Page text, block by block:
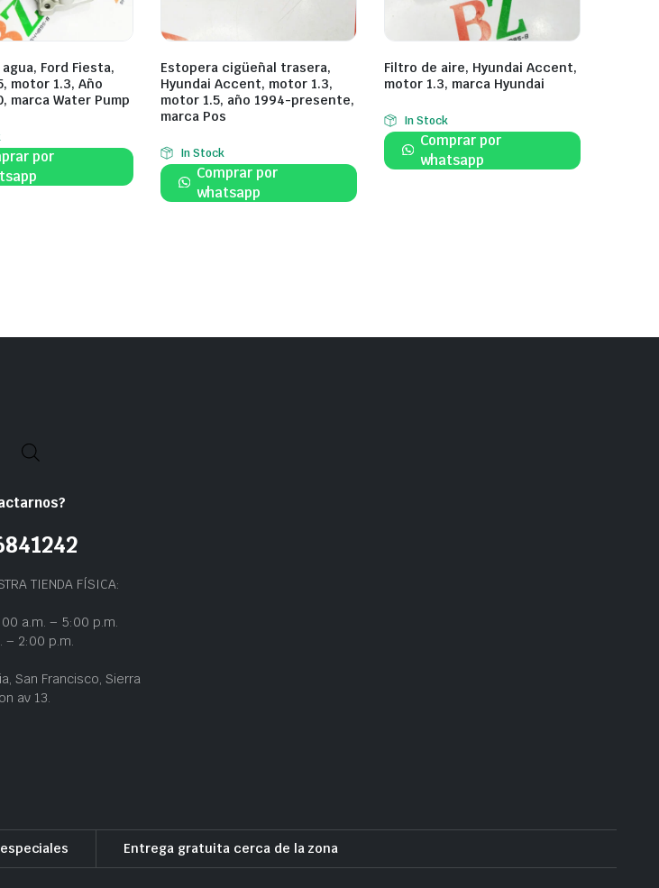
Ford Fiesta,
motor 1.3, Año
marca Water Pump
por
Estopera cigüeñal trasera,
Hyundai Accent, motor 1.3,
motor 1.5, año 1994-presente,
marca Pos
In Stock
Comprar por
whatsapp
Filtro de aire, Hyundai Accent,
motor 1.3, marca Hyundai
In Stock
Comprar por
whatsapp
TIENDA FÍSICA:
a.m. – 5:00 p.m.
– 2:00 p.m.
San Francisco, Sierra
av 13.
Entrega gratuita cerca de la zona